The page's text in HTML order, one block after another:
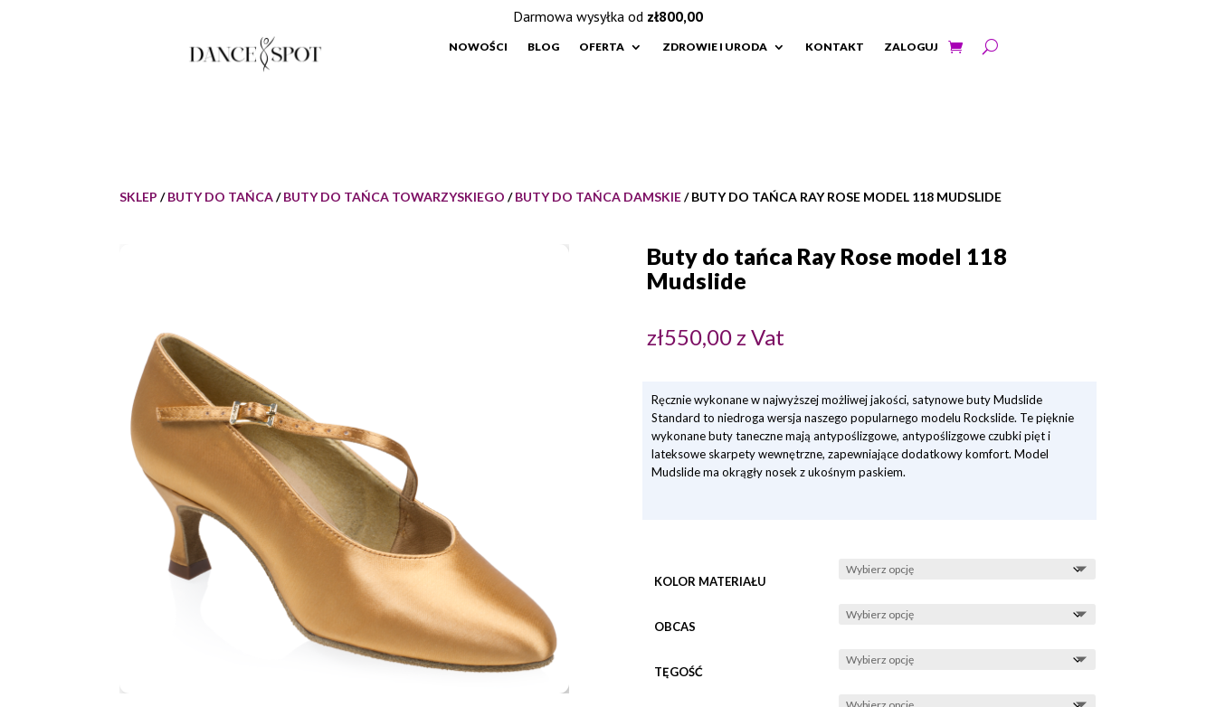
NOWOŚCI BLOG OFERTA ZDROWIE I URODA KONTAKT ZALOGUJ
SKLEP /BUTY DO TAŃCA/BUTY DO TAŃCA TOWARZYSKIEGO /BUTY DO TAŃCA DAMSKIE/ BUTY DO TAŃCA RAY ROSE MODEL 118 MUDSLIDE
Buty do tańca Ray Rose model 118
Mudslide
zł550,00z Vat
Ręcznie wykonane w najwyższej możliwej jakości, satynowe buty Mudslide
Standard to niedroga wersja naszego popularnego modelu Rockslide. Te pięknie
wykonane buty taneczne mają antypoślizgowe, antypoślizgowe czubki pięt i
lateksowe skarpety wewnętrzne, zapewniające dodatkowy komfort. Model
Mudslide ma okrągły nosek z ukośnym paskiem.
KOLOR MATERIAŁU
OBCAS
TĘGOŚĆ
Darmowa wysyłka od zł800,00